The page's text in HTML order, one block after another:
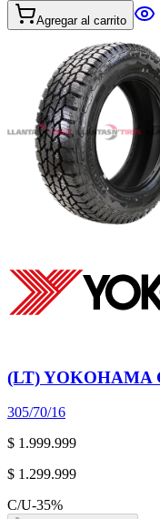
Agregar al carrito
(LT) YOKOHAMA
305/70/16
$ 1.999.999
$ 1.299.999
C/U-35%